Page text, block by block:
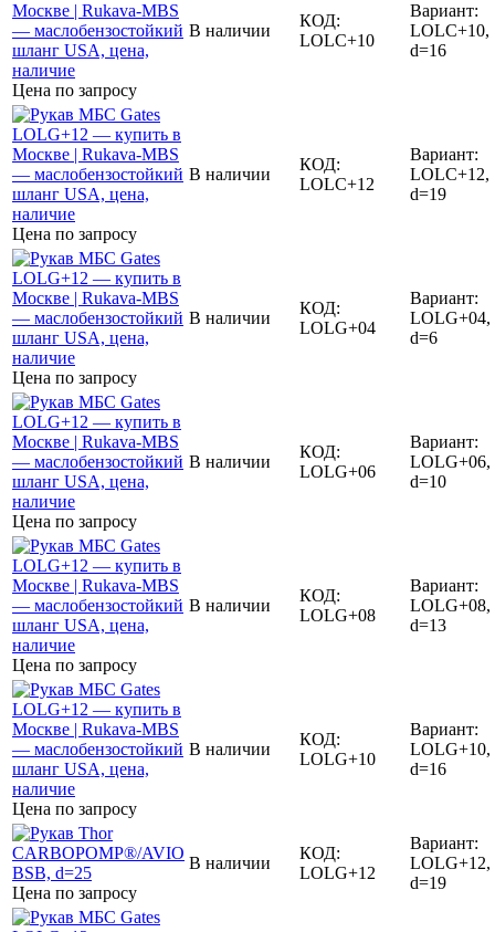
Цена по запросу
В наличии
КОД:
LOLC+10
Вариант:
LOLC+10,
d=16
Цена по запросу
В наличии
КОД:
LOLC+12
Вариант:
LOLC+12,
d=19
Цена по запросу
В наличии
КОД:
LOLG+04
Вариант:
LOLG+04,
d=6
Цена по запросу
В наличии
КОД:
LOLG+06
Вариант:
LOLG+06,
d=10
Цена по запросу
В наличии
КОД:
LOLG+08
Вариант:
LOLG+08,
d=13
Цена по запросу
В наличии
КОД:
LOLG+10
Вариант:
LOLG+10,
d=16
Цена по запросу
В наличии
КОД:
LOLG+12
Вариант:
LOLG+12,
d=19